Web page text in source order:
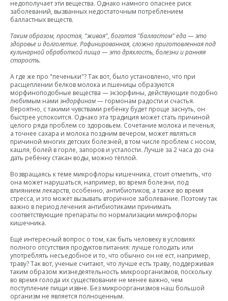
недополучает эти вещества. Однако намного опаснее риск
заболеваний, вызванных недостаточным потреблением
балластных веществ.
Таким образом, простая, "живая", богатая "балластом" еда — это
здоровье и долголетие. Рафинированная, сложно приготовленная под
кулинарной обработкой пища — это дряхлость, болезни и ранняя
старость.
А где же про "печеньки"? Так вот, было установлено, что при
расщеплении белков молока и пшеницы образуются
морфиноподобные вещества — экзорфины, действующие подобно
любимым нами эндорфинам— гормонам радости и счастья.
Вероятно, с такими чувствами ребёнку будет проще заснуть, он
быстрее успокоится. Однако эта традиция может стать причиной
целого ряда проблем со здоровьем. Сочетание молока и печенья,
а точнее сахара и молока поздним вечером, может являться
причиной многих детских болезней, в том числе проблем с носом,
кашля, болей в горле, запоров и усталости. Лучше за 2 часа до сна
дать ребёнку стакан воды, можно тёплой.
Возвращаясь к теме микрофлоры кишечника, стоит отметить, что
она может нарушаться, например, во время болезни, под
влиянием лекарств, особенно, антибиотиков, а также во время
стресса, и это может вызывать вторичное заболевание. Поэтому так
важно в период лечения антибиотиками принимать
соответствующие препараты по нормализации микрофлоры
кишечника.
Ещё интересный вопрос о том, как быть человеку в условиях
полного отсутствия продуктов питания: лучше голодать или
употреблять несъедобное и то, что обычно он не ест, например,
траву? Так вот, ученые считают, что лучше есть траву, поддерживая
таким образом жизнедеятельность микроорганизмов, поскольку
во время голода их существование не менее важно, чем
поступление пищи извне. Без микроорганизмов наш большой
организм не является полноценным.